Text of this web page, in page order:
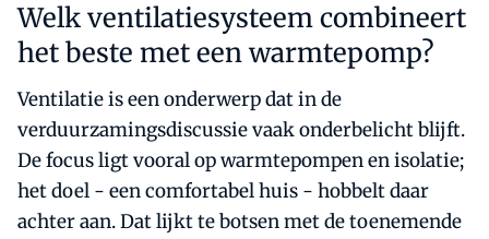
Welk ventilatiesysteem combineert
het beste met een warmtepomp?
Ventilatie is een onderwerp dat in de
verduurzamingsdiscussie vaak onderbelicht blijft.
De focus ligt vooral op warmtepompen en isolatie;
het doel - een comfortabel huis - hobbelt daar
achter aan. Dat lijkt te botsen met de toenemende